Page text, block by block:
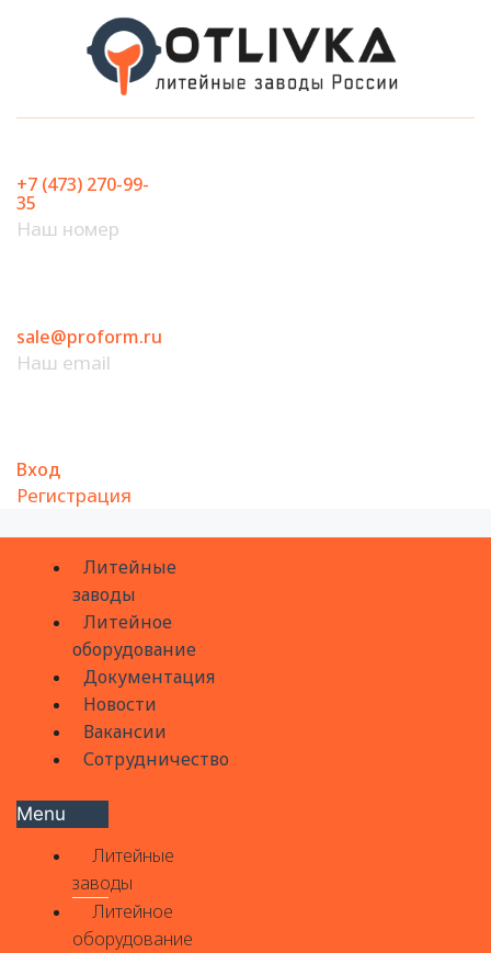
содержимому
+7 (473) 270-99-
35
Наш номер
sale@proform.ru
Наш email
Вход
Регистрация
Литейные
заводы
Литейное
оборудование
Документация
Новости
Вакансии
Сотрудничество
Menu
Литейные
заводы
Литейное
оборудование